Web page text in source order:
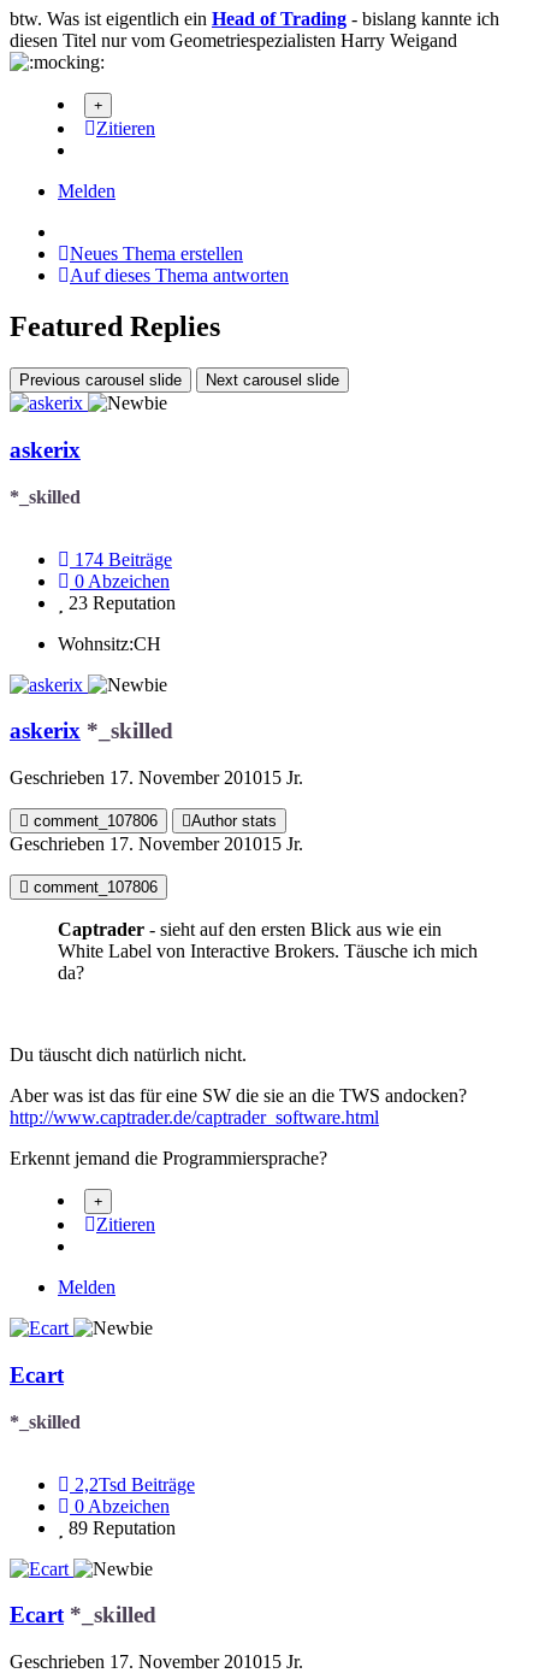
btw. Was ist eigentlich ein Head of Trading - bislang kannte ich
diesen Titel nur vom Geometriespezialisten Harry Weigand
Zitieren
Melden
Neues Thema erstellen
Auf dieses Thema antworten
Featured Replies
Previous carousel slide Next carousel slide
askerix
*_skilled
174 Beiträge
0 Abzeichen
23 Reputation
Wohnsitz:CH
askerix *_skilled
Geschrieben 17. November 201015 Jr.
comment_107806 Author stats
Geschrieben 17. November 201015 Jr.
comment_107806
Captrader - sieht auf den ersten Blick aus wie ein
White Label von Interactive Brokers. Täusche ich mich
da?
Du täuscht dich natürlich nicht.
Aber was ist das für eine SW die sie an die TWS andocken?
http://www.captrader.de/captrader_software.html
Erkennt jemand die Programmiersprache?
Zitieren
Melden
Ecart
*_skilled
2,2Tsd Beiträge
0 Abzeichen
89 Reputation
Ecart *_skilled
Geschrieben 17. November 201015 Jr.